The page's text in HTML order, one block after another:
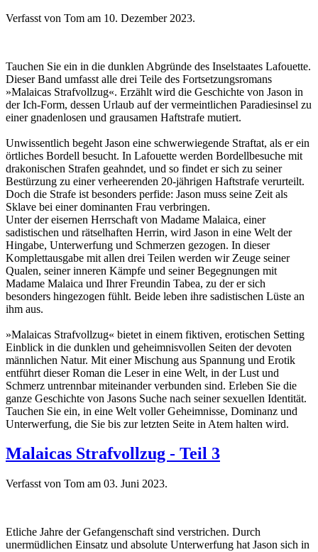
Verfasst von Tom am 10. Dezember 2023.
Tauchen Sie ein in die dunklen Abgründe des Inselstaates Lafouette.
Dieser Band umfasst alle drei Teile des Fortsetzungsromans
»Malaicas Strafvollzug«. Erzählt wird die Geschichte von Jason in
der Ich-Form, dessen Urlaub auf der vermeintlichen Paradiesinsel zu
einer gnadenlosen und grausamen Haftstrafe mutiert.
Unwissentlich begeht Jason eine schwerwiegende Straftat, als er ein
örtliches Bordell besucht. In Lafouette werden Bordellbesuche mit
drakonischen Strafen geahndet, und so findet er sich zu seiner
Bestürzung zu einer verheerenden 20-jährigen Haftstrafe verurteilt.
Doch die Strafe ist besonders perfide: Jason muss seine Zeit als
Sklave bei einer dominanten Frau verbringen.
Unter der eisernen Herrschaft von Madame Malaica, einer
sadistischen und rätselhaften Herrin, wird Jason in eine Welt der
Hingabe, Unterwerfung und Schmerzen gezogen. In dieser
Komplettausgabe mit allen drei Teilen werden wir Zeuge seiner
Qualen, seiner inneren Kämpfe und seiner Begegnungen mit
Madame Malaica und Ihrer Freundin Tabea, zu der er sich
besonders hingezogen fühlt. Beide leben ihre sadistischen Lüste an
ihm aus.
»Malaicas Strafvollzug« bietet in einem fiktiven, erotischen Setting
Einblick in die dunklen und geheimnisvollen Seiten der devoten
männlichen Natur. Mit einer Mischung aus Spannung und Erotik
entführt dieser Roman die Leser in eine Welt, in der Lust und
Schmerz untrennbar miteinander verbunden sind. Erleben Sie die
ganze Geschichte von Jasons Suche nach seiner sexuellen Identität.
Tauchen Sie ein, in eine Welt voller Geheimnisse, Dominanz und
Unterwerfung, die Sie bis zur letzten Seite in Atem halten wird.
Malaicas Strafvollzug - Teil 3
Verfasst von Tom am 03. Juni 2023.
Etliche Jahre der Gefangenschaft sind verstrichen. Durch
unermüdlichen Einsatz und absolute Unterwerfung hat Jason sich in